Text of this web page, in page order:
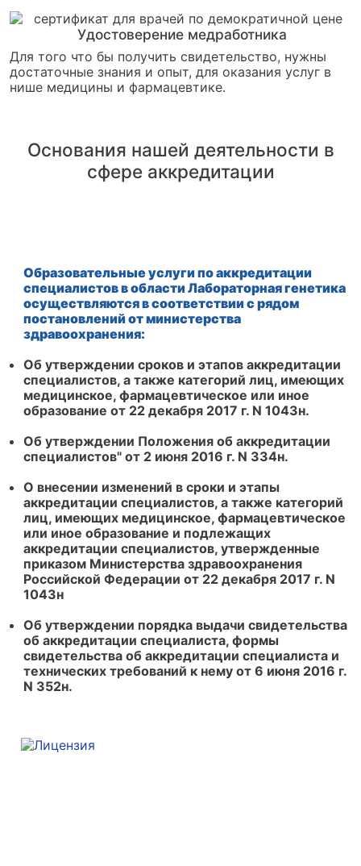
Удостоверение медработника
Для того что бы получить свидетельство, нужны
достаточные знания и опыт, для оказания услуг в
нише медицины и фармацевтике.
Основания нашей деятельности в
сфере аккредитации
Образовательные услуги по аккредитации
специалистов в области Лабораторная генетика
осуществляются в соответствии с рядом
постановлений от министерства
здравоохранения:
Об утверждении сроков и этапов аккредитации
специалистов, а также категорий лиц, имеющих
медицинское, фармацевтическое или иное
образование от 22 декабря 2017 г. N 1043н.
Об утверждении Положения об аккредитации
специалистов" от 2 июня 2016 г. N 334н.
О внесении изменений в сроки и этапы
аккредитации специалистов, а также категорий
лиц, имеющих медицинское, фармацевтическое
или иное образование и подлежащих
аккредитации специалистов, утвержденные
приказом Министерства здравоохранения
Российской Федерации от 22 декабря 2017 г. N
1043н
Об утверждении порядка выдачи свидетельства
об аккредитации специалиста, формы
свидетельства об аккредитации специалиста и
технических требований к нему от 6 июня 2016 г.
N 352н.